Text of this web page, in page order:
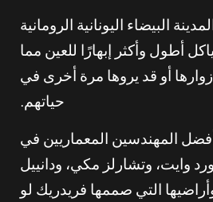
البيضاء اليونانية الرومانية
أطول وأكثر إبهارًا للعين مما
أو قد يروها مرة أخرى في
حياتهم.
المهندسين المعماريين في
وايت، وتشارلز مكي، ودانييل
التي صممها فريدريك لو